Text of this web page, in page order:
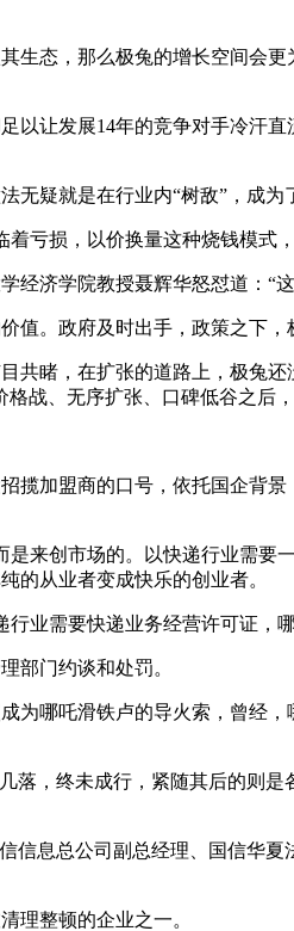
态，那么极兔的增长空间会更
让发展14年的竞争对手冷汗直
疑就是在行业内“树敌”，成为
亏损，以价换量这种烧钱模式
济学院教授聂辉华怒怼道：“
。政府及时出手，政策之下，
睹，在扩张的道路上，极兔还
战、无序扩张、口碑低谷之后
加盟商的口号，依托国企背景
创市场的。以快递行业需要
的从业者变成快乐的创业者。
需要快递业务经营许可证，
部门约谈和处罚。
哪吒滑铁卢的导火索，曾经，
，终未成行，紧随其后的则是
息总公司副总经理、国信华夏
整顿的企业之一。